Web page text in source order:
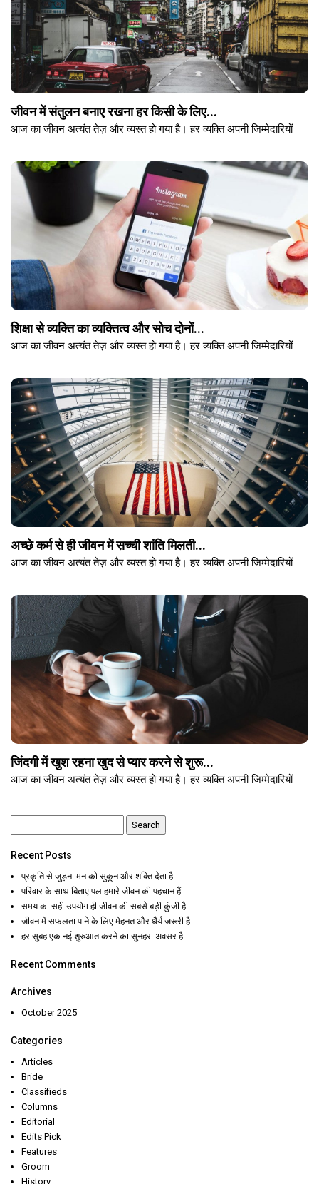
जीवन में संतुलन बनाए रखना हर किसी के लिए...
आज का जीवन अत्यंत तेज़ और व्यस्त हो गया है। हर व्यक्ति अपनी जिम्मेदारियों
शिक्षा से व्यक्ति का व्यक्तित्व और सोच दोनों...
आज का जीवन अत्यंत तेज़ और व्यस्त हो गया है। हर व्यक्ति अपनी जिम्मेदारियों
अच्छे कर्म से ही जीवन में सच्ची शांति मिलती...
आज का जीवन अत्यंत तेज़ और व्यस्त हो गया है। हर व्यक्ति अपनी जिम्मेदारियों
जिंदगी में खुश रहना खुद से प्यार करने से शुरू...
आज का जीवन अत्यंत तेज़ और व्यस्त हो गया है। हर व्यक्ति अपनी जिम्मेदारियों
for:
Recent Posts
प्रकृति से जुड़ना मन को सुकून और शक्ति देता है
परिवार के साथ बिताए पल हमारे जीवन की पहचान हैं
समय का सही उपयोग ही जीवन की सबसे बड़ी कुंजी है
जीवन में सफलता पाने के लिए मेहनत और धैर्य जरूरी है
हर सुबह एक नई शुरुआत करने का सुनहरा अवसर है
Recent Comments
Archives
October 2025
Categories
Articles
Bride
Classifieds
Columns
Editorial
Edits Pick
Features
Groom
History